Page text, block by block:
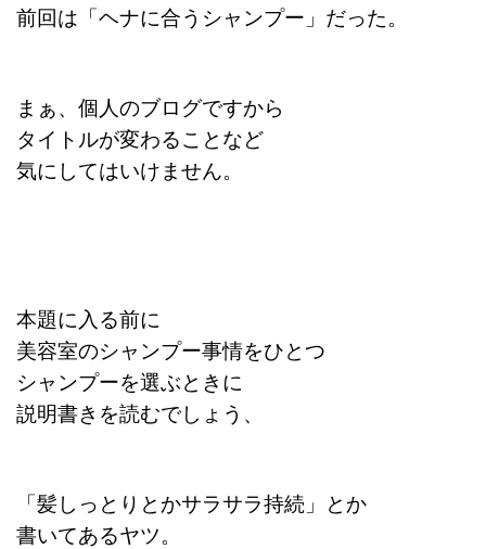
前回は「ヘナに合うシャンプー」だった。
まぁ、個人のブログですから
タイトルが変わることなど
気にしてはいけません。
本題に入る前に
美容室のシャンプー事情をひとつ
シャンプーを選ぶときに
説明書きを読むでしょう、
「髪しっとりとかサラサラ持続」とか
書いてあるヤツ。